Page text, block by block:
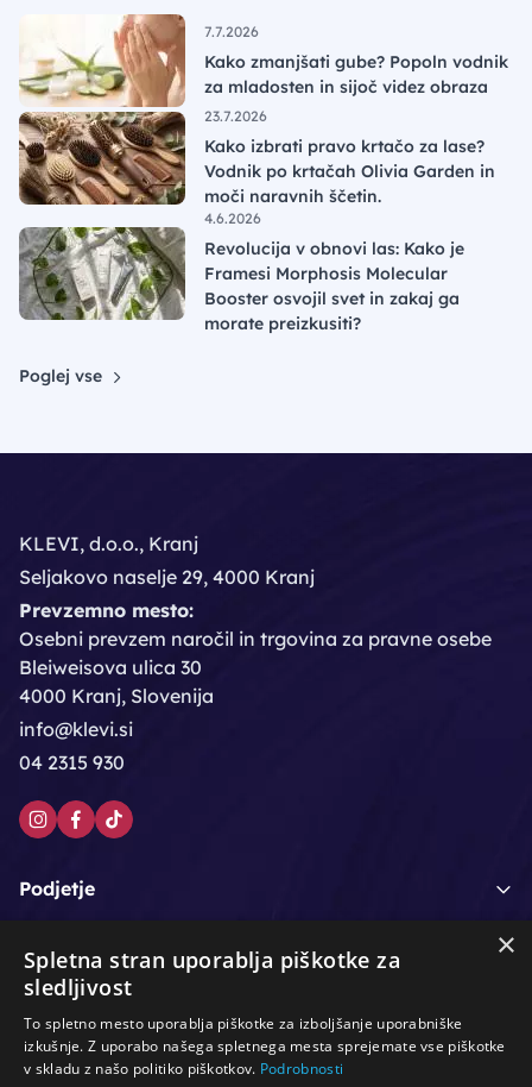
7.7.2026
Kako zmanjšati gube? Popoln vodnik
za mladosten in sijoč videz obraza
23.7.2026
Kako izbrati pravo krtačo za lase?
Vodnik po krtačah Olivia Garden in
moči naravnih ščetin.
4.6.2026
Revolucija v obnovi las: Kako je
Framesi Morphosis Molecular
Booster osvojil svet in zakaj ga
morate preizkusiti?
Poglej vse
KLEVI, d.o.o., Kranj
Seljakovo naselje 29, 4000 Kranj
Prevzemno mesto:
Osebni prevzem naročil in trgovina za pravne osebe
Bleiweisova ulica 30
4000 Kranj, Slovenija
info@klevi.si
04 2315 930
Podjetje
Moj račun
Podpora strankam
×
Spletna stran uporablja piškotke za
sledljivost
To spletno mesto uporablja piškotke za izboljšanje uporabniške
izkušnje. Z uporabo našega spletnega mesta sprejemate vse piškotke
v skladu z našo politiko piškotkov. Podrobnosti